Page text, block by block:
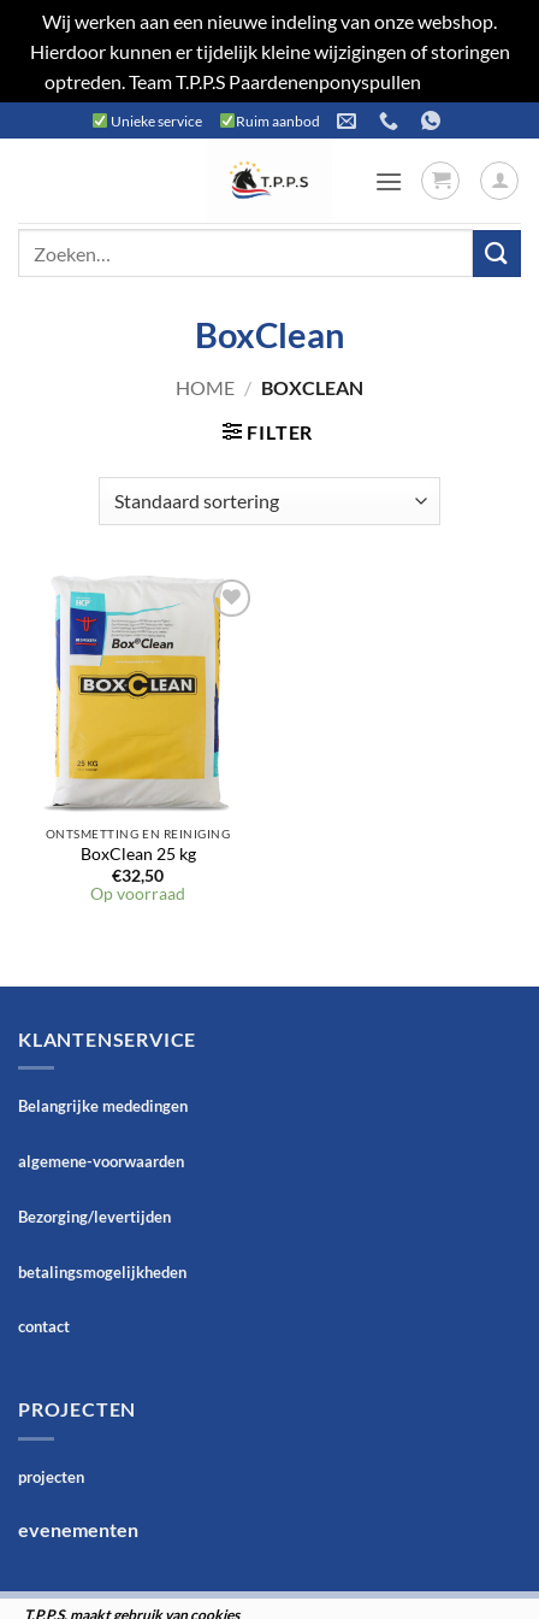
Wij werken aan een nieuwe indeling van onze webshop.
Hierdoor kunnen er tijdelijk kleine wijzigingen of storingen
optreden. Team T.P.P.S Paardenenponyspullen
naar
Unieke service Ruim aanbod
BoxClean
HOME / BOXCLEAN
FILTER
Toevoegen
aan
verlanglijst
ONTSMETTING EN REINIGING
BoxClean 25 kg
€32,50
Op voorraad
KLANTENSERVICE
Belangrijke mededingen
algemene-voorwaarden
Bezorging/levertijden
betalingsmogelijkheden
contact
PROJECTEN
projecten
evenementen
T.P.P.S. maakt gebruik van cookies